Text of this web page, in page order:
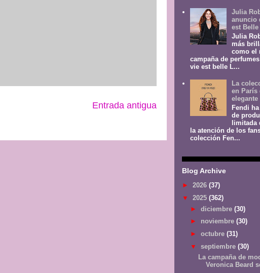
Entrada antigua
Julia
anuncio
est
Julia
más
como el
campaña de
vie est belle L...
La
en París
elegante
Fendi
de
limitada
la atención de los
colección Fen...
Blog Archive
► 2026 (37)
▼ 2025 (362)
► diciembre (30)
► noviembre (30)
► octubre (31)
▼ septiembre (30)
La campaña de
Veronica Beard